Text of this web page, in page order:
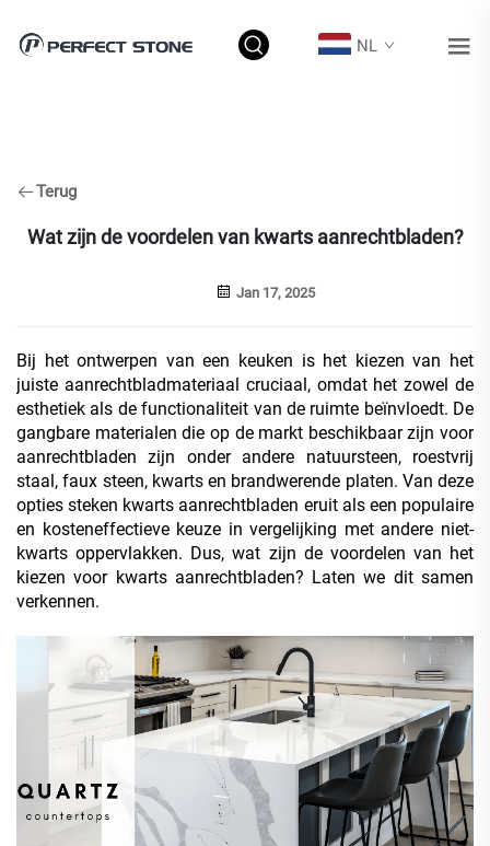
NL
Terug
Wat zijn de voordelen van kwarts aanrechtbladen?
Jan 17, 2025
Bij het ontwerpen van een keuken is het kiezen van het
juiste aanrechtbladmateriaal cruciaal, omdat het zowel de
esthetiek als de functionaliteit van de ruimte beïnvloedt. De
gangbare materialen die op de markt beschikbaar zijn voor
aanrechtbladen zijn onder andere natuursteen, roestvrij
staal, faux steen, kwarts en brandwerende platen. Van deze
opties steken kwarts aanrechtbladen eruit als een populaire
en kosteneffectieve keuze in vergelijking met andere niet-
kwarts oppervlakken. Dus, wat zijn de voordelen van het
kiezen voor kwarts aanrechtbladen? Laten we dit samen
verkennen.